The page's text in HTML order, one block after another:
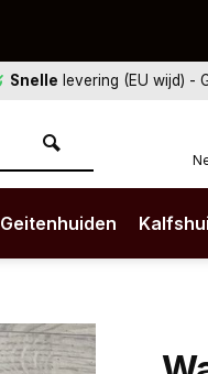
Snelle levering (EU wijd) -
Geitenhuiden